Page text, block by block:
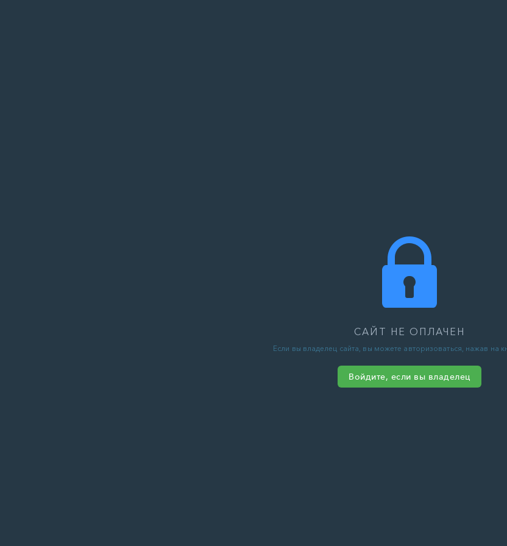
САЙТ НЕ ОПЛАЧЕН
Если вы владелец сайта, вы можете авторизоваться, нажав на
Войдите, если вы владелец